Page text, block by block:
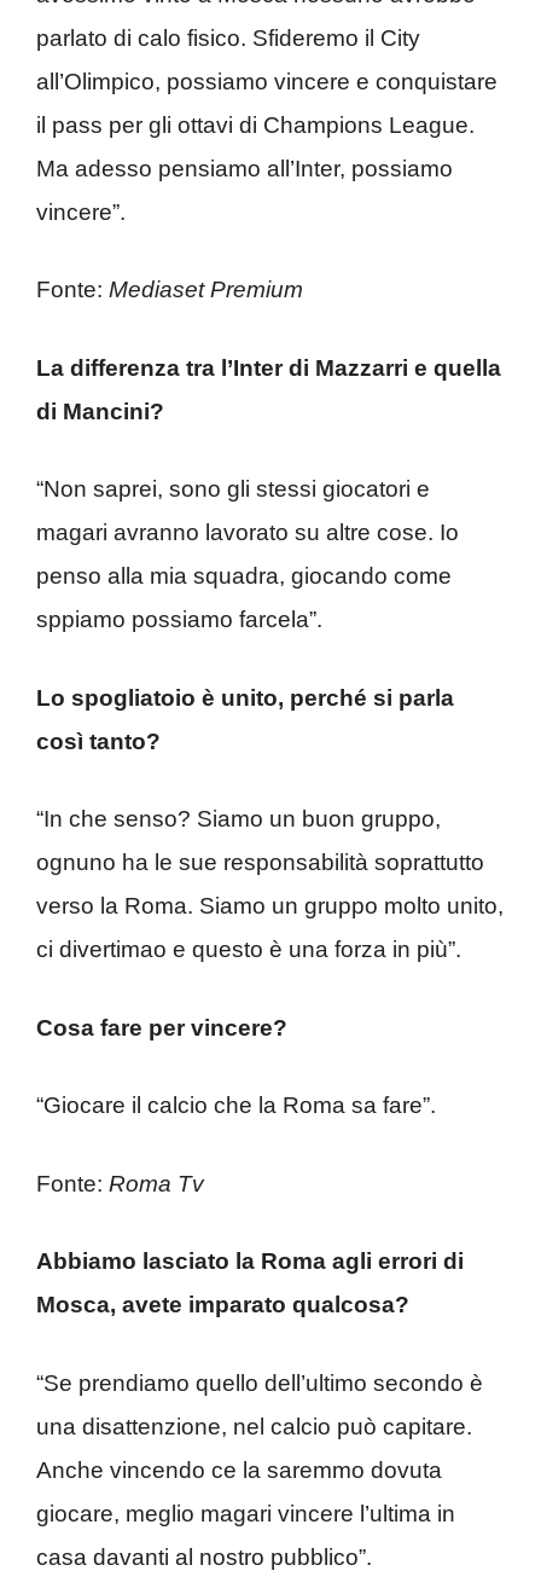
parlato di calo fisico. Sfideremo il City
all’Olimpico, possiamo vincere e conquistare
il pass per gli ottavi di Champions League.
Ma adesso pensiamo all’Inter, possiamo
vincere”.
Fonte: Mediaset Premium
La differenza tra l’Inter di Mazzarri e quella
di Mancini?
“Non saprei, sono gli stessi giocatori e
magari avranno lavorato su altre cose. Io
penso alla mia squadra, giocando come
sppiamo possiamo farcela”.
Lo spogliatoio è unito, perché si parla
così tanto?
“In che senso? Siamo un buon gruppo,
ognuno ha le sue responsabilità soprattutto
verso la Roma. Siamo un gruppo molto unito,
ci divertimao e questo è una forza in più”.
Cosa fare per vincere?
“Giocare il calcio che la Roma sa fare”.
Fonte: Roma Tv
Abbiamo lasciato la Roma agli errori di
Mosca, avete imparato qualcosa?
“Se prendiamo quello dell’ultimo secondo è
una disattenzione, nel calcio può capitare.
Anche vincendo ce la saremmo dovuta
giocare, meglio magari vincere l’ultima in
casa davanti al nostro pubblico”.